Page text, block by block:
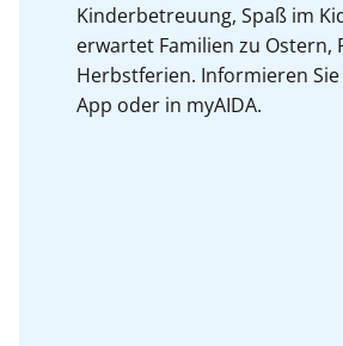
Kinderbetreuung, Spaß im
erwartet Familien zu Ostern,
Herbstferien. Informieren
App oder in myAIDA.